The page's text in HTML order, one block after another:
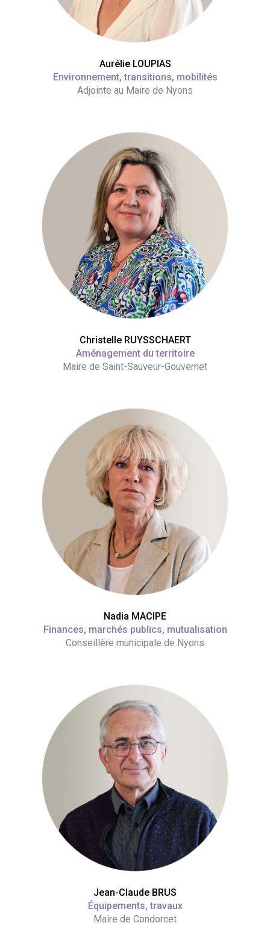
Aurélie LOUPIAS
Environnement, transitions, mobilités
Adjointe au Maire de Nyons
Christelle RUYSSCHAERT
Aménagement du territoire
Maire de Saint-Sauveur-Gouvernet
Nadia MACIPE
Finances, marchés publics, mutualisation
Conseillère municipale de Nyons
Jean-Claude BRUS
Équipements, travaux
Maire de Condorcet